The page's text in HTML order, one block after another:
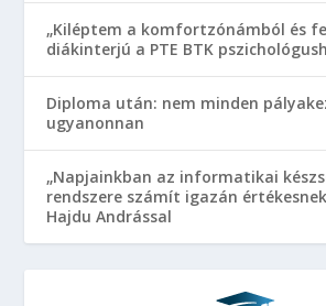
„Kiléptem a komfortzónámból és
diákinterjú a PTE BTK
Diploma után: nem minden
ugyanonnan
„Napjainkban az informatikai
rendszere számít igazán
Hajdu Andrással